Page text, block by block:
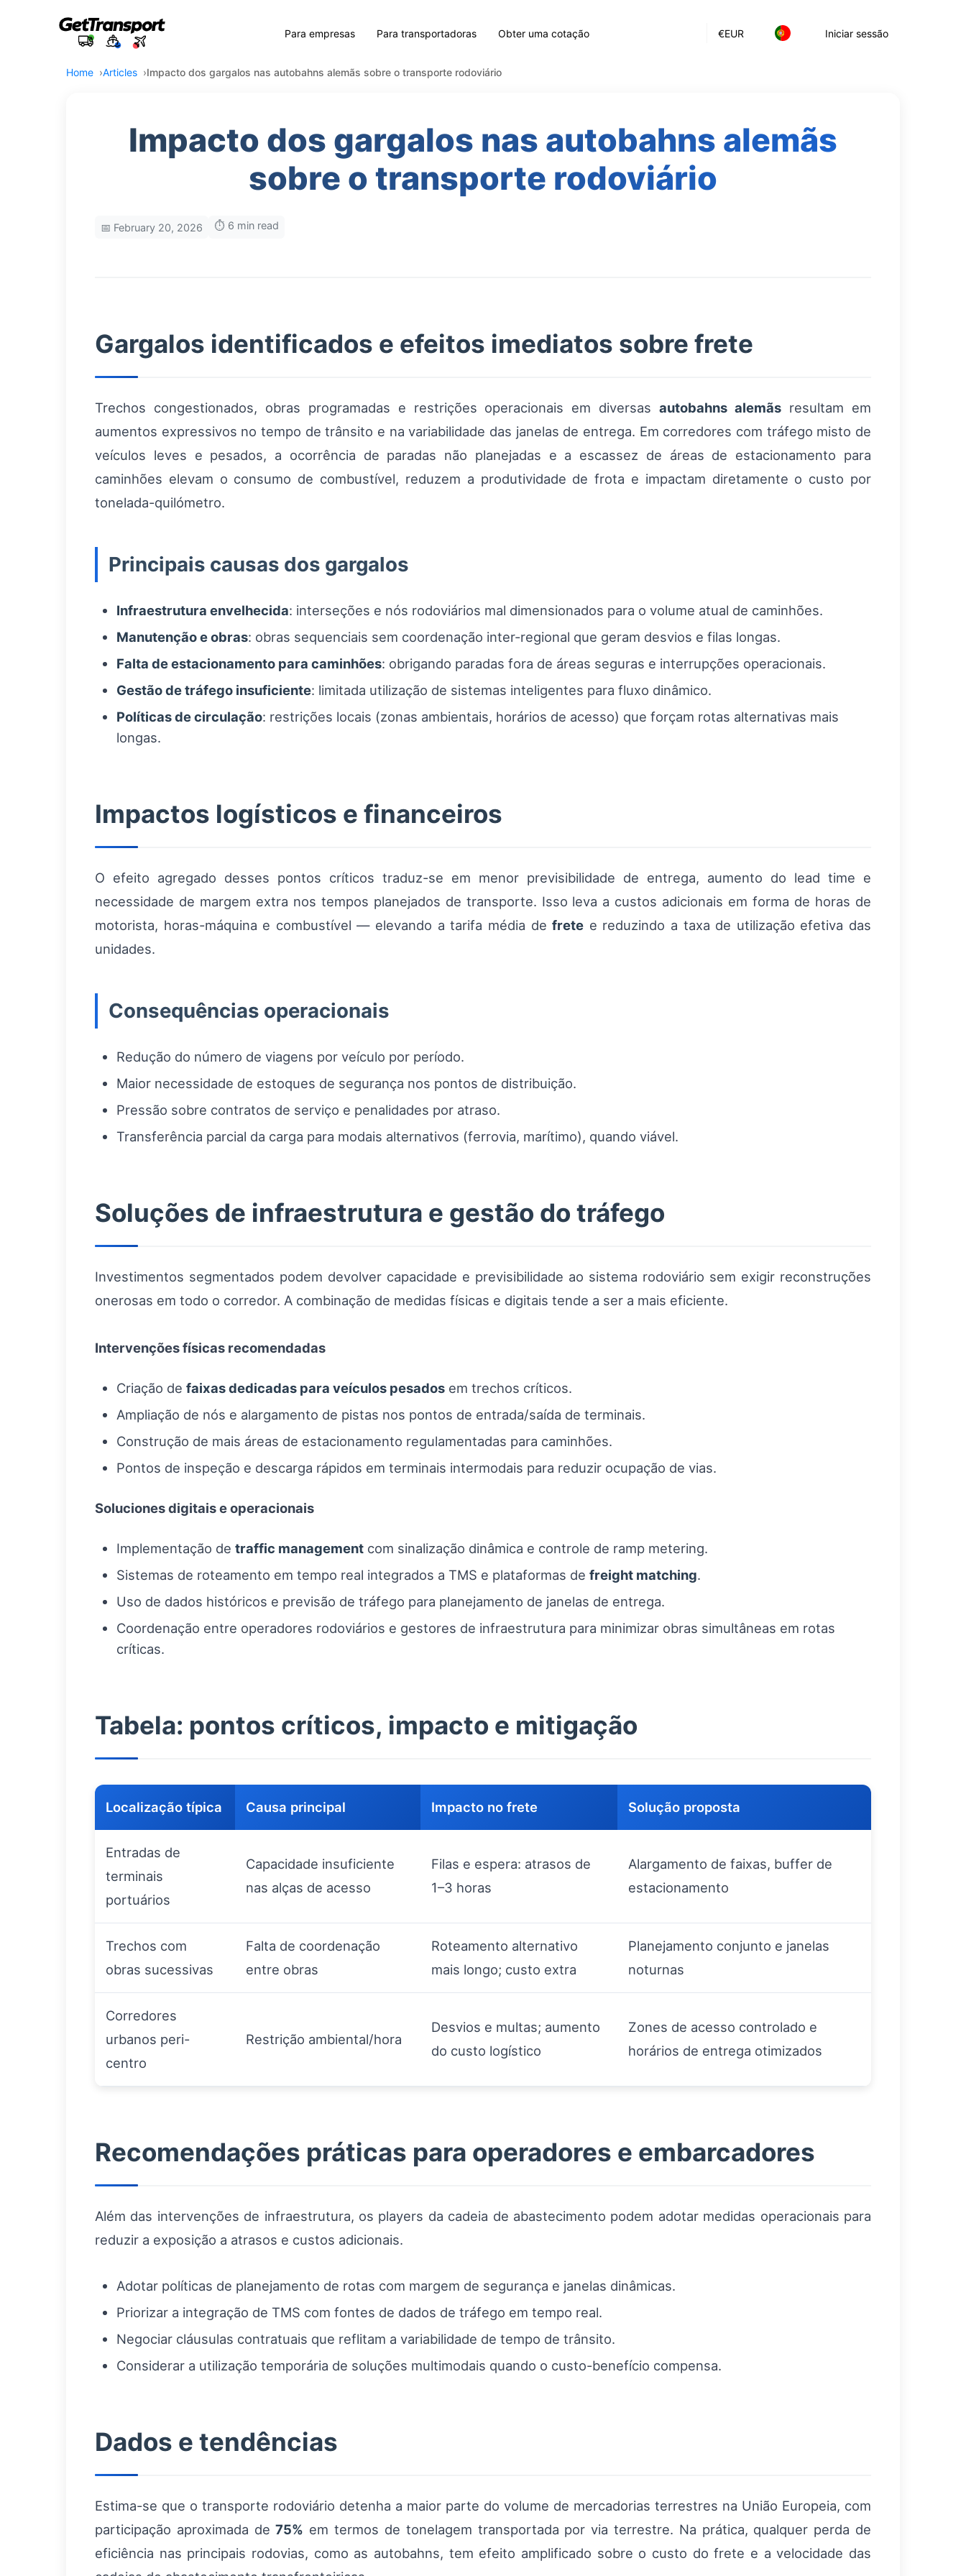
€EUR Iniciar sessão
Para empresas Para transportadoras Obter uma cotação
Home Articles Impacto dos gargalos nas autobahns alemãs sobre o transporte rodoviário
Impacto dos gargalos nas autobahns alemãs
sobre o transporte rodoviário
📅 February 20, 2026 ⏱️ 6 min read
Gargalos identificados e efeitos imediatos sobre frete
Trechos congestionados, obras programadas e restrições operacionais em diversasautobahns alemãs resultam em
aumentos expressivos no tempo de trânsito e na variabilidade das janelas de entrega. Em corredores com tráfego misto de
veículos leves e pesados, a ocorrência de paradas não planejadas e a escassez de áreas de estacionamento para
caminhões elevam o consumo de combustível, reduzem a produtividade de frota e impactam diretamente o custo por
tonelada-quilómetro.
Principais causas dos gargalos
Infraestrutura envelhecida: interseções e nós rodoviários mal dimensionados para o volume atual de caminhões.
Manutenção e obras: obras sequenciais sem coordenação inter-regional que geram desvios e filas longas.
Falta de estacionamento para caminhões: obrigando paradas fora de áreas seguras e interrupções operacionais.
Gestão de tráfego insuficiente: limitada utilização de sistemas inteligentes para fluxo dinâmico.
Políticas de circulação: restrições locais (zonas ambientais, horários de acesso) que forçam rotas alternativas mais
longas.
Impactos logísticos e financeiros
O efeito agregado desses pontos críticos traduz-se em menor previsibilidade de entrega, aumento do lead time e
necessidade de margem extra nos tempos planejados de transporte. Isso leva a custos adicionais em forma de horas de
motorista, horas-máquina e combustível — elevando a tarifa média defrete e reduzindo a taxa de utilização efetiva das
unidades.
Consequências operacionais
Redução do número de viagens por veículo por período.
Maior necessidade de estoques de segurança nos pontos de distribuição.
Pressão sobre contratos de serviço e penalidades por atraso.
Transferência parcial da carga para modais alternativos (ferrovia, marítimo), quando viável.
Soluções de infraestrutura e gestão do tráfego
Investimentos segmentados podem devolver capacidade e previsibilidade ao sistema rodoviário sem exigir reconstruções
onerosas em todo o corredor. A combinação de medidas físicas e digitais tende a ser a mais eficiente.
Intervenções físicas recomendadas
Criação de faixas dedicadas para veículos pesados em trechos críticos.
Ampliação de nós e alargamento de pistas nos pontos de entrada/saída de terminais.
Construção de mais áreas de estacionamento regulamentadas para caminhões.
Pontos de inspeção e descarga rápidos em terminais intermodais para reduzir ocupação de vias.
Soluciones digitais e operacionais
Implementação de traffic management com sinalização dinâmica e controle de ramp metering.
Sistemas de roteamento em tempo real integrados a TMS e plataformas de freight matching.
Uso de dados históricos e previsão de tráfego para planejamento de janelas de entrega.
Coordenação entre operadores rodoviários e gestores de infraestrutura para minimizar obras simultâneas em rotas
críticas.
Tabela: pontos críticos, impacto e mitigação
Localização típica Causa principal Impacto no frete Solução proposta
Entradas de
terminais
portuários
Capacidade insuficiente
nas alças de acesso
Filas e espera: atrasos de
1–3 horas
Alargamento de faixas, buffer de
estacionamento
Trechos com
obras sucessivas
Falta de coordenação
entre obras
Roteamento alternativo
mais longo; custo extra
Planejamento conjunto e janelas
noturnas
Corredores
urbanos peri-
centro
Restrição ambiental/hora
Desvios e multas; aumento
do custo logístico
Zones de acesso controlado e
horários de entrega otimizados
Recomendações práticas para operadores e embarcadores
Além das intervenções de infraestrutura, os players da cadeia de abastecimento podem adotar medidas operacionais para
reduzir a exposição a atrasos e custos adicionais.
Adotar políticas de planejamento de rotas com margem de segurança e janelas dinâmicas.
Priorizar a integração de TMS com fontes de dados de tráfego em tempo real.
Negociar cláusulas contratuais que reflitam a variabilidade de tempo de trânsito.
Considerar a utilização temporária de soluções multimodais quando o custo-benefício compensa.
Dados e tendências
Estima-se que o transporte rodoviário detenha a maior parte do volume de mercadorias terrestres na União Europeia, com
participação aproximada de75% em termos de tonelagem transportada por via terrestre. Na prática, qualquer perda de
eficiência nas principais rodovias, como as autobahns, tem efeito amplificado sobre o custo do frete e a velocidade das